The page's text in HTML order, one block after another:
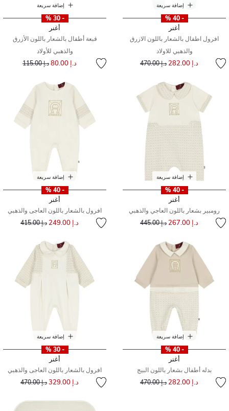
إضافة سريعة
- 40 %
أغنر
افرول اطفال بالشعار باللون الازرق
والذهبي للاولاد
د.إ 282.00 سعر مخفض مند.إ 470.00
إضافة سريعة
- 30 %
أغنر
قبعة أطفال بالشعار باللون الأزرق
والذهبي للأولاد
د.إ 80.00 سعر مخفض من
د.إ 115.00 إلى
إضافة سريعة
- 40 %
أغنر
رومبير بشعار باللون العاجي والذهبي
د.إ 267.00 سعر مخفض مند.إ 445.00
إضافة سريعة
- 40 %
أغنر
افرول بالشعار باللون العاجى والذهبي
د.إ 249.00 سعر مخفض من
د.إ 415.00 إلى
إضافة سريعة
- 40 %
أغنر
بدله أطفال بشعار باللون البيج
د.إ 282.00 سعر مخفض مند.إ 470.00
إضافة سريعة
- 30 %
أغنر
افرول بالشعار باللون العاجى والذهبي
د.إ 329.00 سعر مخفض من
د.إ 470.00 إلى